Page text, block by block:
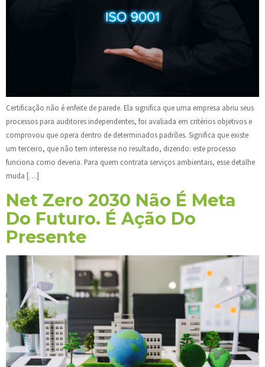
Certificação não é enfeite de parede. Ela significa que uma empresa abriu seus
processos para auditores independentes, foi avaliada em critérios objetivos e
comprovou que opera dentro de determinados padrões. Significa que existe
um terceiro, que não tem interesse no resultado, dizendo: este processo
funciona como deveria. Para quem contrata serviços ambientais, esse detalhe
muda […]
Net Zero 2030 Não É Meta
Do Futuro. É Ação Do
Presente